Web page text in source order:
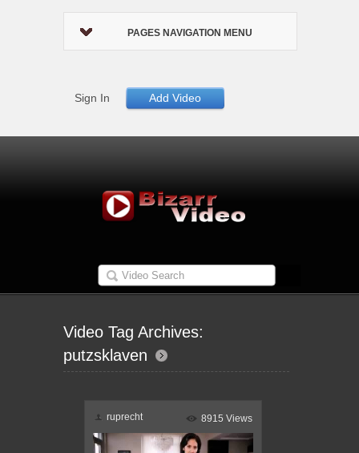
PAGES NAVIGATION MENU
Sign In Add Video
Video Tag Archives:
putzsklaven
ruprecht 8915 Views